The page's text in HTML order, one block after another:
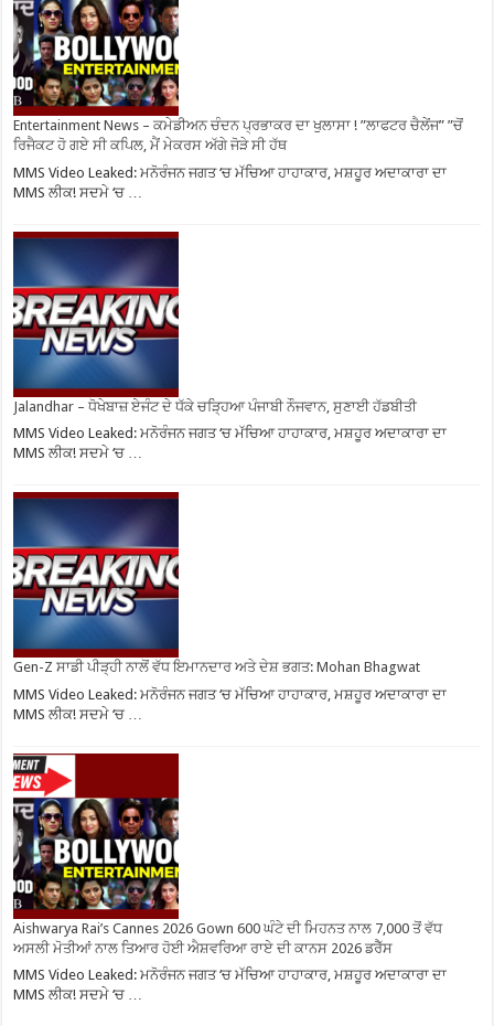
Entertainment News – ਕਮੇਡੀਅਨ ਚੰਦਨ ਪ੍ਰਭਾਕਰ ਦਾ ਖੁਲਾਸਾ ! ”ਲਾਫਟਰ ਚੈਲੇਂਜ” ”ਚੋਂ
ਰਿਜੈਕਟ ਹੋ ਗਏ ਸੀ ਕਪਿਲ, ਮੈਂ ਮੇਕਰਸ ਅੱਗੇ ਜੋੜੇ ਸੀ ਹੱਥ
MMS Video Leaked: ਮਨੋਰੰਜਨ ਜਗਤ ‘ਚ ਮੱਚਿਆ ਹਾਹਾਕਾਰ, ਮਸ਼ਹੂਰ ਅਦਾਕਾਰਾ ਦਾ
MMS ਲੀਕ! ਸਦਮੇ ‘ਚ …
Jalandhar – ਧੋਖੇਬਾਜ਼ ਏਜੰਟ ਦੇ ਧੱਕੇ ਚੜ੍ਹਿਆ ਪੰਜਾਬੀ ਨੌਜਵਾਨ, ਸੁਣਾਈ ਹੱਡਬੀਤੀ
MMS Video Leaked: ਮਨੋਰੰਜਨ ਜਗਤ ‘ਚ ਮੱਚਿਆ ਹਾਹਾਕਾਰ, ਮਸ਼ਹੂਰ ਅਦਾਕਾਰਾ ਦਾ
MMS ਲੀਕ! ਸਦਮੇ ‘ਚ …
Gen-Z ਸਾਡੀ ਪੀੜ੍ਹੀ ਨਾਲੋਂ ਵੱਧ ਇਮਾਨਦਾਰ ਅਤੇ ਦੇਸ਼ ਭਗਤ: Mohan Bhagwat
MMS Video Leaked: ਮਨੋਰੰਜਨ ਜਗਤ ‘ਚ ਮੱਚਿਆ ਹਾਹਾਕਾਰ, ਮਸ਼ਹੂਰ ਅਦਾਕਾਰਾ ਦਾ
MMS ਲੀਕ! ਸਦਮੇ ‘ਚ …
Aishwarya Rai’s Cannes 2026 Gown 600 ਘੰਟੇ ਦੀ ਮਿਹਨਤ ਨਾਲ 7,000 ਤੋਂ ਵੱਧ
ਅਸਲੀ ਮੋਤੀਆਂ ਨਾਲ ਤਿਆਰ ਹੋਈ ਐਸ਼ਵਰਿਆ ਰਾਏ ਦੀ ਕਾਨਸ 2026 ਡਰੈੱਸ
MMS Video Leaked: ਮਨੋਰੰਜਨ ਜਗਤ ‘ਚ ਮੱਚਿਆ ਹਾਹਾਕਾਰ, ਮਸ਼ਹੂਰ ਅਦਾਕਾਰਾ ਦਾ
MMS ਲੀਕ! ਸਦਮੇ ‘ਚ …